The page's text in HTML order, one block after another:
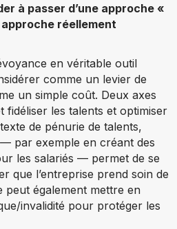
à passer d’une approche «
réellement
en véritable outil
comme un levier de
un simple coût. Deux axes
fidéliser les talents et optimiser
de pénurie de talents,
par exemple en créant des
les salariés — permet de se
que l’entreprise prend soin de
peut également mettre en
invalidité pour protéger les